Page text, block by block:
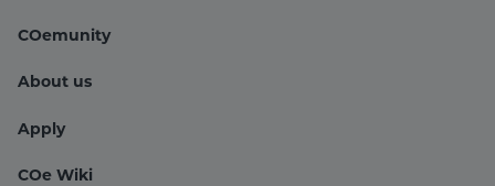
Hauptnavigation
COemunity
About us
Apply
COe Wiki